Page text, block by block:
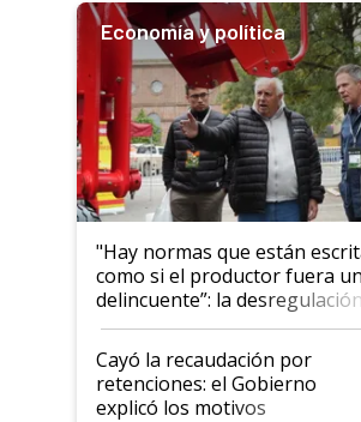
Economía y política
"Hay normas que están
como si el productor fuera un
delincuente”: la desregulación
al Congreso Aapresid y
habló del financiamiento al
Cayó la recaudación por
retenciones: el Gobierno
explicó los motivos